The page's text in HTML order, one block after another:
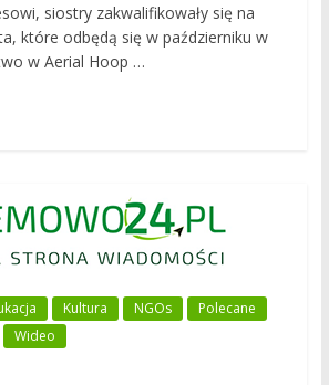
siostry zakwalifikowały się na
które odbędą się w październiku w
w Aerial Hoop …
Kultura NGOs
Polecane
Wideo